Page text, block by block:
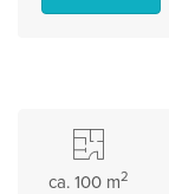
ca. 100 m2